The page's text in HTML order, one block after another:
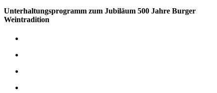
Unterhaltungsprogramm zum Jubiläum 500 Jahre Burger
Weintradition